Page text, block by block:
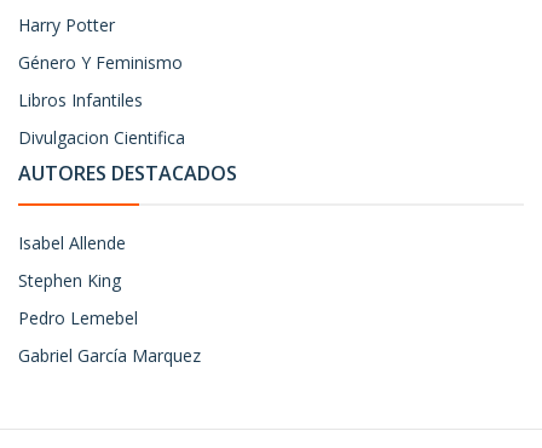
Harry Potter
Género Y Feminismo
Libros Infantiles
Divulgacion Cientifica
AUTORES DESTACADOS
Isabel Allende
Stephen King
Pedro Lemebel
Gabriel García Marquez